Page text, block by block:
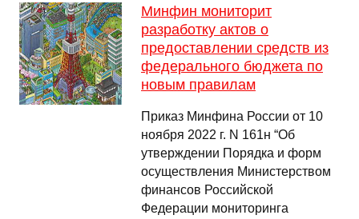
Минфин мониторит
разработку актов о
предоставлении средств из
федерального бюджета по
новым правилам
Приказ Минфина России от 10
ноября 2022 г. N 161н “Об
утверждении Порядка и форм
осуществления Министерством
финансов Российской
Федерации мониторинга